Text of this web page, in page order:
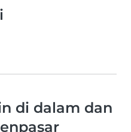
di dalam dan